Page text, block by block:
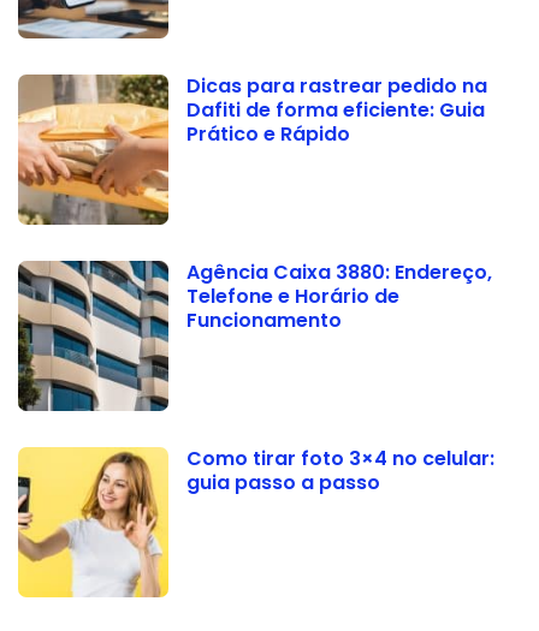
Dicas para rastrear pedido na
Dafiti de forma eficiente: Guia
Prático e Rápido
Agência Caixa 3880: Endereço,
Telefone e Horário de
Funcionamento
Como tirar foto 3×4 no celular:
guia passo a passo